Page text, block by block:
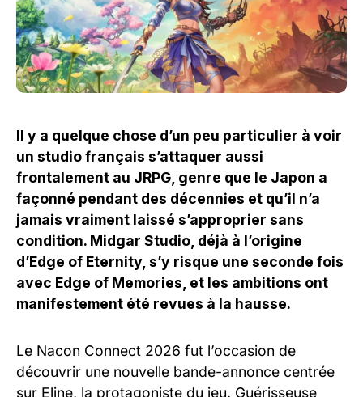
Il y a quelque chose d’un peu particulier à voir
un studio français s’attaquer aussi
frontalement au JRPG, genre que le Japon a
façonné pendant des décennies et qu’il n’a
jamais vraiment laissé s’approprier sans
condition. Midgar Studio, déjà à l’origine
d’Edge of Eternity, s’y risque une seconde fois
avec Edge of Memories, et les ambitions ont
manifestement été revues à la hausse.
Le Nacon Connect 2026 fut l’occasion de
découvrir une nouvelle bande-annonce centrée
sur Eline, la protagoniste du jeu. Guérisseuse